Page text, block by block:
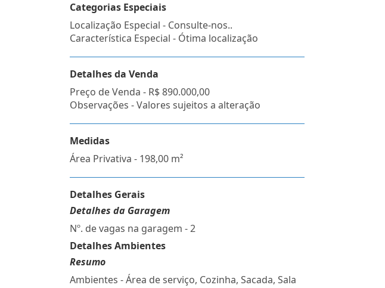
Categorias Especiais
Localização Especial - Consulte-nos..
Característica Especial - Ótima localização
Detalhes da Venda
Preço de Venda - R$ 890.000,00
Observações - Valores sujeitos a alteração
Medidas
Área Privativa - 198,00 m²
Detalhes Gerais
Detalhes da Garagem
Nº. de vagas na garagem - 2
Detalhes Ambientes
Resumo
Ambientes - Área de serviço, Cozinha, Sacada, Sala